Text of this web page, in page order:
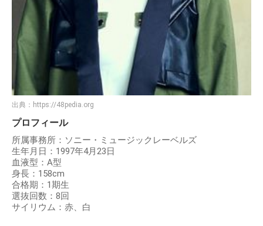
出典： https://48pedia.org
プロフィール
所属事務所：ソニー・ミュージックレーベルズ
生年月日：1997年4月23日
血液型：A型
身長：158cm
合格期：1期生
選抜回数：8回
サイリウム：赤、白